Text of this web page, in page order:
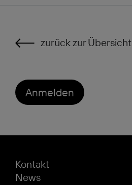
zurück zur Übersicht
Anmelden
Kontakt
News